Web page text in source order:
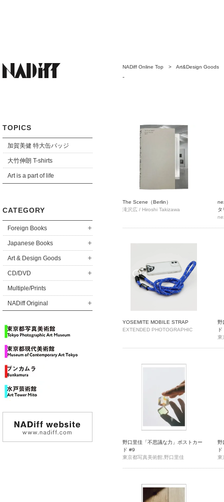
TOPICS
加賀美健 特大缶バッジ
大竹伸朗 T-shirts
Art is a part of life
CATEGORY
Foreign Books
Japanese Books
Art & Design Goods
CD/DVD
Multiple/Prints
NADiff Original
NADiff Online Top > Art&Design Goods
-
The Scene（Berlin）
滝沢広 / Hiroshi Takizawa
タ
ケ
YOSEMITE MOBILE STRAP
EXTENDED PHOTOGRAPHIC
野
東
野口里佳「不思議な力」ポストカー
ド #9
東京都写真美術館,野口里佳
野
東